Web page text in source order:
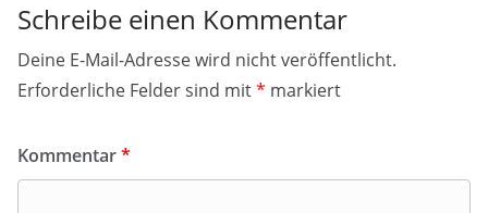
Schreibe einen Kommentar
Deine E-Mail-Adresse wird nicht veröffentlicht.
Erforderliche Felder sind mit* markiert
Kommentar*